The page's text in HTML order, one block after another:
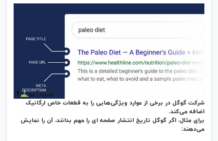
شرکت گوگل در برخی از موارد ویژگی‌هایی را به قطعات خاص ارگانیک
اضافه می‌کند.
برای مثال، اگر گوگل تاریخ انتشار صفحه ای را مهم بدانند، آن را نمایش
می‌دهند: